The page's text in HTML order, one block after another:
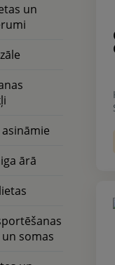
un
ārā
somas